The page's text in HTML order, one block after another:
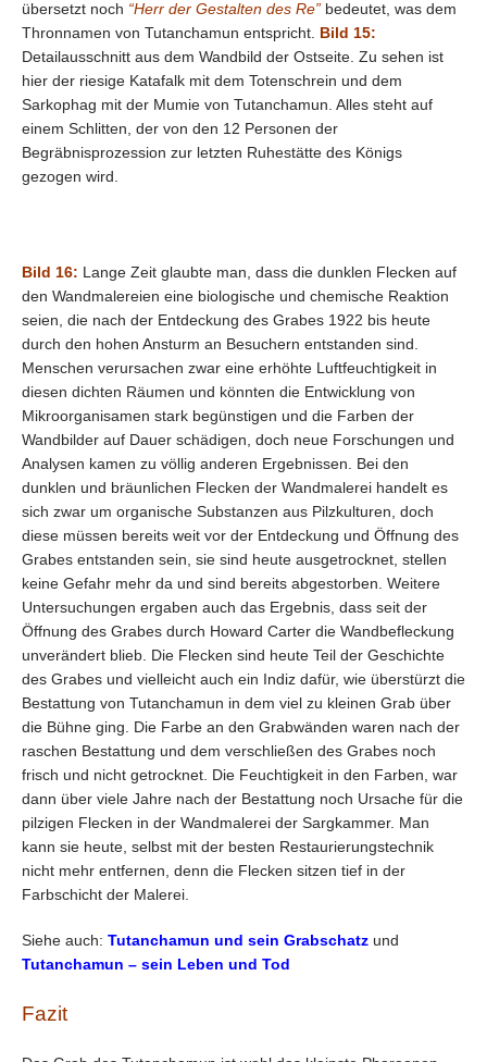
übersetzt noch “Herr der Gestalten des Re” bedeutet, was dem
Thronnamen von Tutanchamun entspricht. Bild 15:
Detailausschnitt aus dem Wandbild der Ostseite. Zu sehen ist
hier der riesige Katafalk mit dem Totenschrein und dem
Sarkophag mit der Mumie von Tutanchamun. Alles steht auf
einem Schlitten, der von den 12 Personen der
Begräbnisprozession zur letzten Ruhestätte des Königs
gezogen wird.
Bild 16: Lange Zeit glaubte man, dass die dunklen Flecken auf
den Wandmalereien eine biologische und chemische Reaktion
seien, die nach der Entdeckung des Grabes 1922 bis heute
durch den hohen Ansturm an Besuchern entstanden sind.
Menschen verursachen zwar eine erhöhte Luftfeuchtigkeit in
diesen dichten Räumen und könnten die Entwicklung von
Mikroorganisamen stark begünstigen und die Farben der
Wandbilder auf Dauer schädigen, doch neue Forschungen und
Analysen kamen zu völlig anderen Ergebnissen. Bei den
dunklen und bräunlichen Flecken der Wandmalerei handelt es
sich zwar um organische Substanzen aus Pilzkulturen, doch
diese müssen bereits weit vor der Entdeckung und Öffnung des
Grabes entstanden sein, sie sind heute ausgetrocknet, stellen
keine Gefahr mehr da und sind bereits abgestorben. Weitere
Untersuchungen ergaben auch das Ergebnis, dass seit der
Öffnung des Grabes durch Howard Carter die Wandbefleckung
unverändert blieb. Die Flecken sind heute Teil der Geschichte
des Grabes und vielleicht auch ein Indiz dafür, wie überstürzt die
Bestattung von Tutanchamun in dem viel zu kleinen Grab über
die Bühne ging. Die Farbe an den Grabwänden waren nach der
raschen Bestattung und dem verschließen des Grabes noch
frisch und nicht getrocknet. Die Feuchtigkeit in den Farben, war
dann über viele Jahre nach der Bestattung noch Ursache für die
pilzigen Flecken in der Wandmalerei der Sargkammer. Man
kann sie heute, selbst mit der besten Restaurierungstechnik
nicht mehr entfernen, denn die Flecken sitzen tief in der
Farbschicht der Malerei.
Siehe auch: Tutanchamun und sein Grabschatz und
Tutanchamun – sein Leben und Tod
Fazit